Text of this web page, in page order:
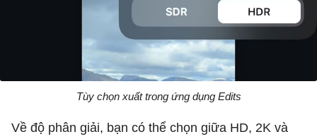
Tùy chọn xuất trong ứng dụng Edits
Về độ phân giải, bạn có thể chọn giữa HD, 2K và